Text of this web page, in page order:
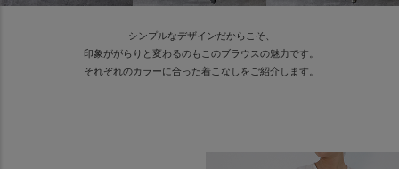
シンプルなデザインだからこそ、
印象ががらりと変わるのもこのブラウスの魅力です。
それぞれのカラーに合った着こなしをご紹介します。